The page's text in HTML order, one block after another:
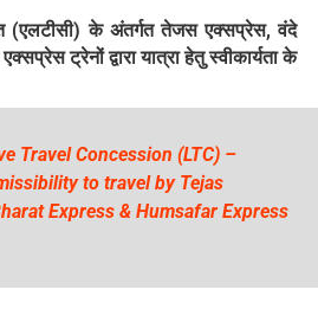
(एलटीसी) के अंतर्गत तेजस एक्सप्रेस, वंदे
ट्रेनों द्वारा यात्रा हेतु स्वीकार्यता के
Travel Concession (LTC) –
to travel by Tejas
Express & Humsafar Express